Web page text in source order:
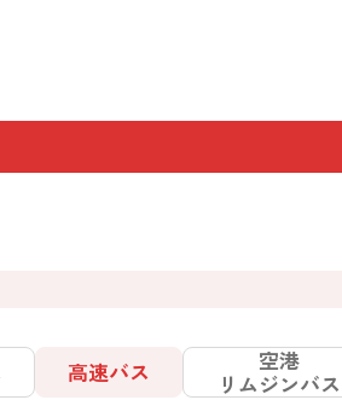
高速バス
空港
リムジンバス